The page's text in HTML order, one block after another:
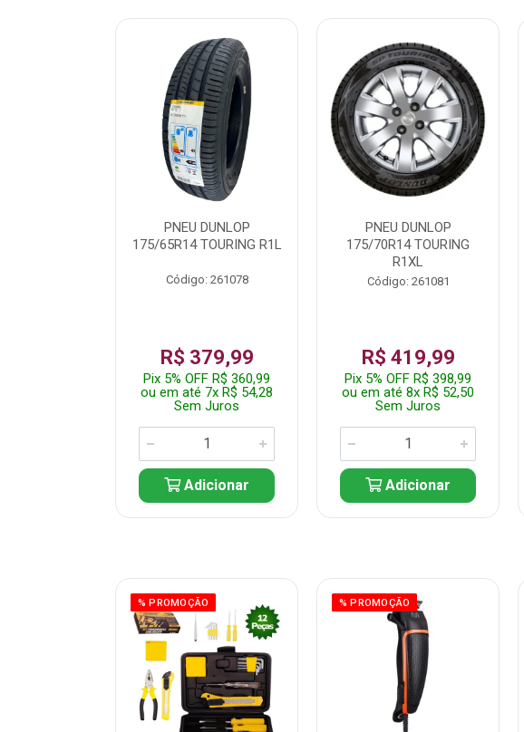
PNEU DUNLOP
175/65R14 TOURING R1L
Código: 261078
R$ 379,99
Pix 5% OFF R$ 360,99
ou em até 7x R$ 54,28
Sem Juros
Adicionar
PNEU DUNLOP
175/70R14 TOURING
R1XL
Código: 261081
R$ 419,99
Pix 5% OFF R$ 398,99
ou em até 8x R$ 52,50
Sem Juros
Adicionar
% PROMOÇÃO % PROMOÇÃO